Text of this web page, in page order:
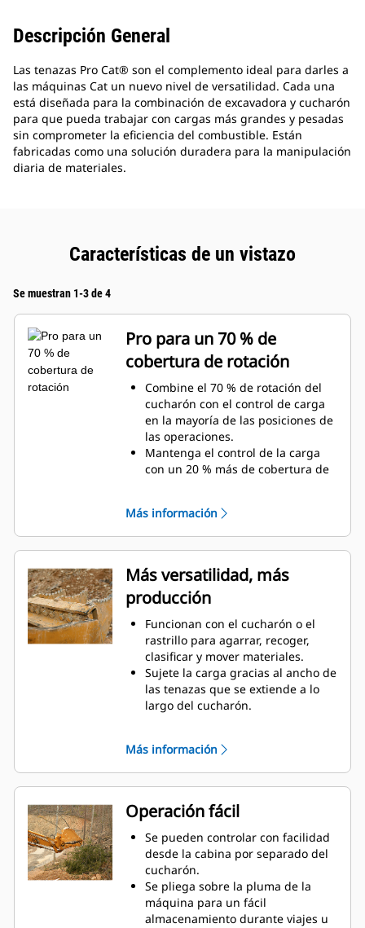
Descripción General
Las tenazas Pro Cat® son el complemento ideal para darles a
las máquinas Cat un nuevo nivel de versatilidad. Cada una
está diseñada para la combinación de excavadora y cucharón
para que pueda trabajar con cargas más grandes y pesadas
sin comprometer la eficiencia del combustible. Están
fabricadas como una solución duradera para la manipulación
diaria de materiales.
Características de un vistazo
Se muestran 1-3 de 4
Pro para un 70 % de
cobertura de rotación
Combine el 70 % de rotación del
cucharón con el control de carga
en la mayoría de las posiciones de
las operaciones.
Mantenga el control de la carga
con un 20 % más de cobertura de
Realice con facilidad tareas debajo
de la superficie y verticales.
Aumente la productividad de la
máquina desde la excavación
hasta la manipulación de
materiales.
Más información
Más versatilidad, más
producción
Funcionan con el cucharón o el
rastrillo para agarrar, recoger,
clasificar y mover materiales.
Sujete la carga gracias al ancho de
las tenazas que se extiende a lo
largo del cucharón.
con la curvatura única de la tenaza
y las estriaciones en los dientes.
Obtenga la mejor tenaza para sus
tareas. Seleccione la mejor opción
entre las cuatro configuraciones
de dientes para lograr un pleno
agarre o colocar la pluma a
horcajadas durante el transporte.
Administrar varios accesorios de
una flota es más fácil con un
sistema acoplador. Seleccione los
Más información
Operación fácil
Se pueden controlar con facilidad
desde la cabina por separado del
cucharón.
Se pliega sobre la pluma de la
máquina para un fácil
almacenamiento durante viajes u